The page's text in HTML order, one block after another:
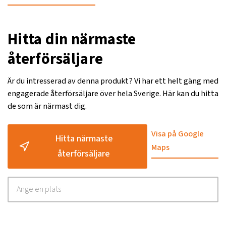
Hitta din närmaste
återförsäljare
Är du intresserad av denna produkt? Vi har ett helt gäng med
engagerade återförsäljare över hela Sverige. Här kan du hitta
de som är närmast dig.
Hitta närmaste
återförsäljare
Visa på Google
Maps